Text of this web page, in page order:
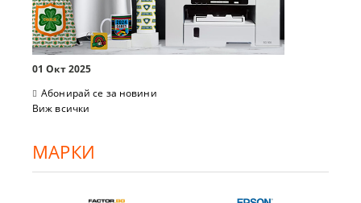
01 Окт 2025
Абонирай се за новини
Виж всички
МАРКИ